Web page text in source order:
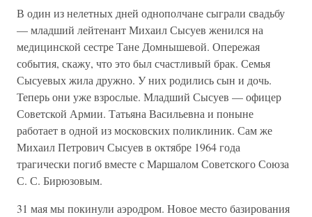
В один из нелетных дней однополчане сыграли свадьбу
— младший лейтенант Михаил Сысуев женился на
медицинской сестре Тане Домнышевой. Опережая
события, скажу, что это был счастливый брак. Семья
Сысуевых жила дружно. У них родились сын и дочь.
Теперь они уже взрослые. Младший Сысуев — офицер
Советской Армии. Татьяна Васильевна и поныне
работает в одной из московских поликлиник. Сам же
Михаил Петрович Сысуев в октябре 1964 года
трагически погиб вместе с Маршалом Советского Союза
С. С. Бирюзовым.
31 мая мы покинули аэродром. Новое место базирования